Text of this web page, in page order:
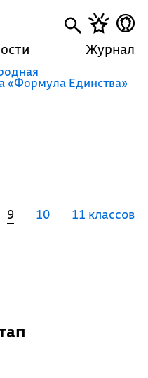
Журнал
«Формула Единства»
9 10 11 классов